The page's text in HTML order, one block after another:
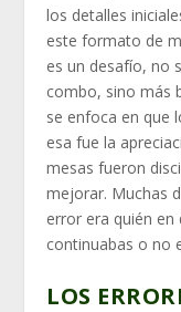
los detalles
este formato de
es un desafío, no
combo, sino más
se enfoca en que
esa fue la
mesas fueron
mejorar. Muchas
error era quién
continuabas o no
LOS